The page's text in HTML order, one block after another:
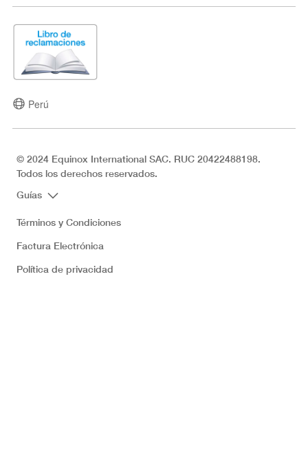
Perú
© 2024 Equinox International SAC. RUC 20422488198.
Todos los derechos reservados.
Guías
Términos y Condiciones
Factura Electrónica
Política de privacidad